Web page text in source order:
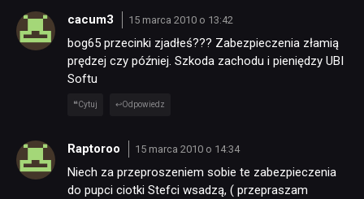
cacum3 15 marca 2010 o 13:42
bog65 przecinki zjadłeś??? Zabezpieczenia złamią
prędzej czy później. Szkoda zachodu i pieniędzy UBI
Softu
Cytuj Odpowiedz
Raptoroo 15 marca 2010 o 14:34
Niech za przeproszeniem sobie te zabezpieczenia
do pupci ciotki Stefci wsadzą, ( przepraszam